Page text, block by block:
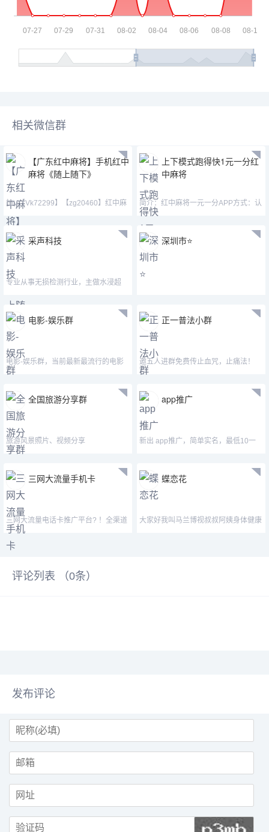
相关微信群
【广东红中麻将】手机红中
麻将《随上随下》
加V【Vk72299】【zg20460】红中麻
上下模式跑得快1元一分红
中麻将
简介：红中麻将一元一分APP方式：认
准微—mj33656—mimi15
采声科技
专业从事无损检测行业，主做水浸超
深圳市⭐️
电影-娱乐群
电影-娱乐群，当前最新最流行的电影
正一普法小群
邀五人进群免费传止血咒，止痛法！
全国旅游分享群
旅游风景照片、视频分享
app推广
新出 app推广，简单实名，最低10一
三网大流量手机卡
三网大流量电话卡推广平台? ！全渠道
招商， 价格175/张
蝶恋花
大家好我叫马兰博视叔叔阿姨身体健康
评论列表 （0条）
发布评论